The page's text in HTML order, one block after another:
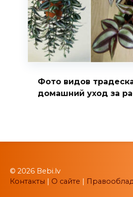
Фото видов
домашний уход за
© 2026 Bebi.lv
Контакты | О сайте |